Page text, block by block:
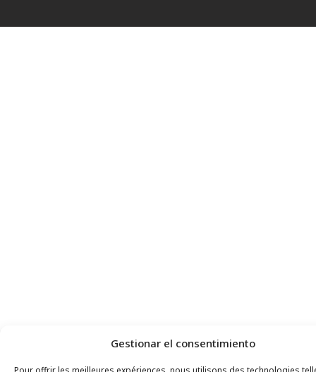
Gestionar el consentimiento